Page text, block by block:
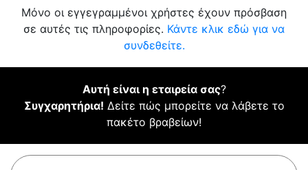
Μόνο οι εγγεγραμμένοι χρήστες έχουν πρόσβαση
σε αυτές τις πληροφορίες. Κάντε κλικ εδώ για να
συνδεθείτε.
Αυτή είναι η εταιρεία σας?
Συγχαρητήρια! Δείτε πώς μπορείτε να λάβετε το
πακέτο βραβείων!